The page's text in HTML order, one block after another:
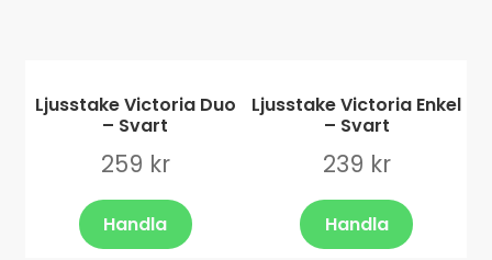
Ljusstake Victoria Duo
– Svart
259 kr
Handla
Ljusstake Victoria Enkel
– Svart
239 kr
Handla